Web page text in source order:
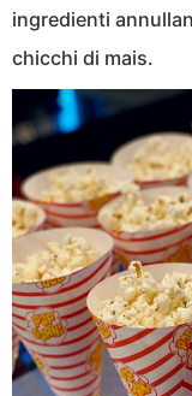
ingredienti
chicchi di mais.